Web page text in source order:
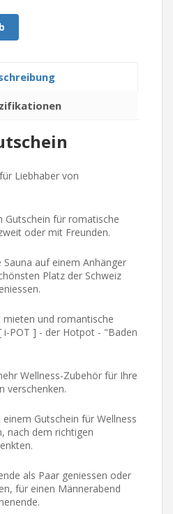
Liebhaber von
Gutschein für romatische
oder mit Freunden.
auf einem Anhänger
Platz der Schweiz
und romantische
i-POT ] - der Hotpot - "Baden
Wellness-Zubehör für Ihre
verschenken.
Gutschein für Wellness
nach dem richtigen
als Paar geniessen oder
für einen Männerabend